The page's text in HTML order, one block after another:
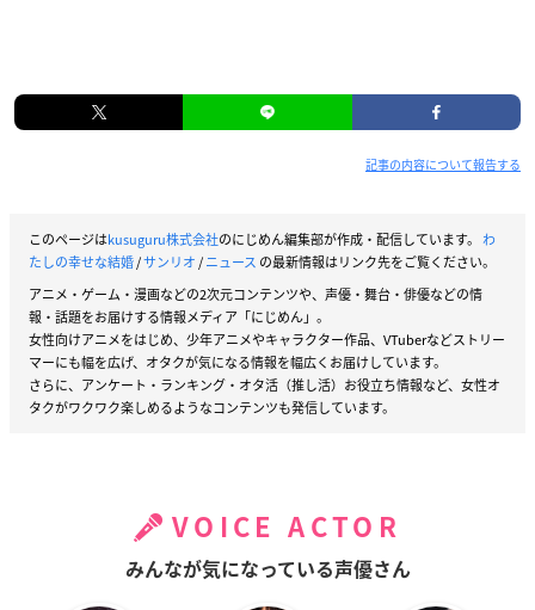
記事の内容について報告する
このページはkusuguru株式会社のにじめん編集部が作成・配信しています。 わ
たしの幸せな結婚/サンリオ/ニュース の最新情報はリンク先をご覧ください。
アニメ・ゲーム・漫画などの2次元コンテンツや、声優・舞台・俳優などの情
報・話題をお届けする情報メディア「にじめん」。
女性向けアニメをはじめ、少年アニメやキャラクター作品、VTuberなどストリー
マーにも幅を広げ、オタクが気になる情報を幅広くお届けしています。
さらに、アンケート・ランキング・オタ活（推し活）お役立ち情報など、女性オ
タクがワクワク楽しめるようなコンテンツも発信しています。
VOICE ACTOR
みんなが気になっている声優さん